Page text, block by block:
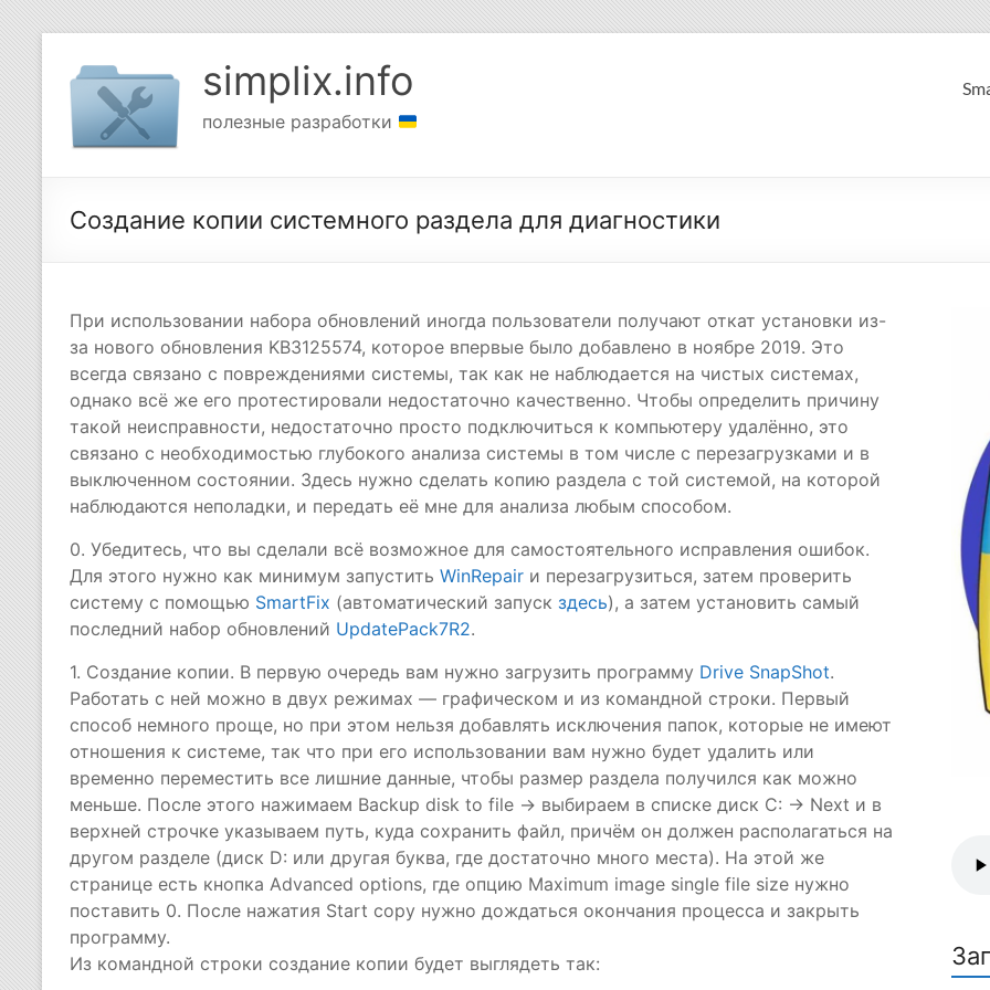
содержимому
simplix.info
полезные разработки
Создание копии системного раздела для диагностики
При использовании набора обновлений иногда пользователи получают откат установки из-
за нового обновления KB3125574, которое впервые было добавлено в ноябре 2019. Это
всегда связано с повреждениями системы, так как не наблюдается на чистых системах,
однако всё же его протестировали недостаточно качественно. Чтобы определить причину
такой неисправности, недостаточно просто подключиться к компьютеру удалённо, это
связано с необходимостью глубокого анализа системы в том числе с перезагрузками и в
выключенном состоянии. Здесь нужно сделать копию раздела с той системой, на которой
наблюдаются неполадки, и передать её мне для анализа любым способом.
0. Убедитесь, что вы сделали всё возможное для самостоятельного исправления ошибок.
Для этого нужно как минимум запустить WinRepair и перезагрузиться, затем проверить
систему с помощью SmartFix (автоматический запуск здесь), а затем установить самый
последний набор обновлений UpdatePack7R2.
1. Создание копии. В первую очередь вам нужно загрузить программу Drive SnapShot.
Работать с ней можно в двух режимах — графическом и из командной строки. Первый
способ немного проще, но при этом нельзя добавлять исключения папок, которые не имеют
отношения к системе, так что при его использовании вам нужно будет удалить или
временно переместить все лишние данные, чтобы размер раздела получился как можно
меньше. После этого нажимаем Backup disk to file -> выбираем в списке диск C: -> Next и в
верхней строчке указываем путь, куда сохранить файл, причём он должен располагаться на
другом разделе (диск D: или другая буква, где достаточно много места). На этой же
странице есть кнопка Advanced options, где опцию Maximum image single file size нужно
поставить 0. После нажатия Start copy нужно дождаться окончания процесса и закрыть
программу.
Из командной строки создание копии будет выглядеть так: